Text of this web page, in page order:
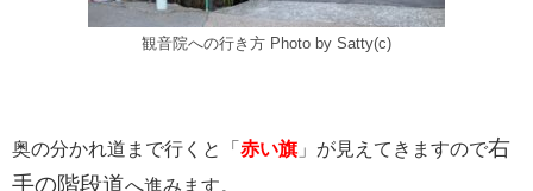
観音院への行き方 Photo by Satty(c)
奥の分かれ道まで行くと「 赤い旗」が見えてきますので右
手の階段道へ進みます。